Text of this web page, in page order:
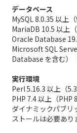
データベース
MySQL 8.0.35 以上
MariaDB 10.5 以上
Oracle Database
Microsoft SQL
Database を含む）
実行環境
Perl 5.16.3 以上（
PHP 7.4 以上（PHP
ダイナミックパブリ
ストールは必要あり